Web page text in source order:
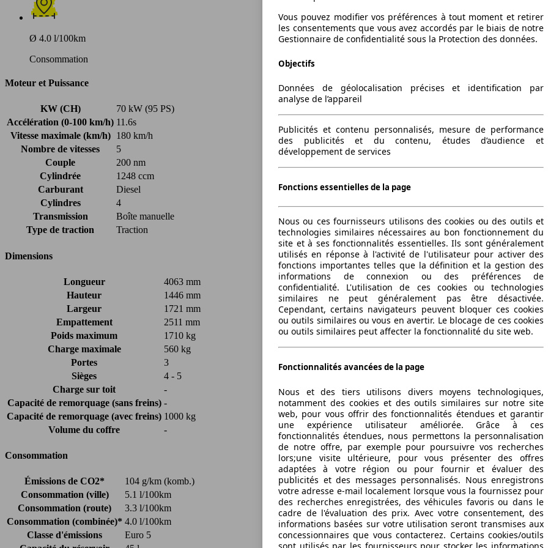
Ø 4.0 l/100km
Consommation
Moteur et Puissance
KW (CH)
70 kW (95 PS)
Accélération (0-100 km/h) 11.6s
Vitesse maximale (km/h)
180 km/h
Nombre de vitesses
5
Couple
200 nm
Cylindrée
1248 ccm
Carburant
Diesel
Cylindres
4
Transmission
Boîte manuelle
Type de traction
Traction
Dimensions
Longueur
4063 mm
Hauteur
1446 mm
Largeur
1721 mm
Empattement
2511 mm
Poids maximum
1710 kg
Charge maximale
560 kg
Portes
3
Sièges
4 - 5
Charge sur toit
-
Capacité de remorquage (sans freins) -
Capacité de remorquage (avec freins) 1000 kg
Volume du coffre
-
Consommation
Émissions de CO2*
104 g/km (komb.)
Consommation (ville)
5.1 l/100km
Consommation (route)
3.3 l/100km
Consommation (combinée)* 4.0 l/100km
Classe d'émissions
Euro 5
Vous pouvez modifier vos préférences à tout moment et retirer
les consentements que vous avez accordés par le biais de notre
Gestionnaire de confidentialité sous la Protection des données.
Objectifs
Données de géolocalisation précises et identification par
analyse de l’appareil
Publicités et contenu personnalisés, mesure de performance
des publicités et du contenu, études d’audience et
développement de services
Fonctions essentielles de la page
Nous ou ces fournisseurs utilisons des cookies ou des outils et
technologies similaires nécessaires au bon fonctionnement du
site et à ses fonctionnalités essentielles. Ils sont généralement
utilisés en réponse à l'activité de l'utilisateur pour activer des
fonctions importantes telles que la définition et la gestion des
informations de connexion ou des préférences de
confidentialité. L'utilisation de ces cookies ou technologies
similaires ne peut généralement pas être désactivée.
Cependant, certains navigateurs peuvent bloquer ces cookies
ou outils similaires ou vous en avertir. Le blocage de ces cookies
ou outils similaires peut affecter la fonctionnalité du site web.
Fonctionnalités avancées de la page
Nous et des tiers utilisons divers moyens technologiques,
notamment des cookies et des outils similaires sur notre site
web, pour vous offrir des fonctionnalités étendues et garantir
une expérience utilisateur améliorée. Grâce à ces
fonctionnalités étendues, nous permettons la personnalisation
de notre offre, par exemple pour poursuivre vos recherches
lors;une visite ultérieure, pour vous présenter des offres
adaptées à votre région ou pour fournir et évaluer des
publicités et des messages personnalisés. Nous enregistrons
votre adresse e-mail localement lorsque vous la fournissez pour
des recherches enregistrées, des véhicules favoris ou dans le
cadre de l'évaluation des prix. Avec votre consentement, des
informations basées sur votre utilisation seront transmises aux
concessionnaires que vous contacterez. Certains cookies/outils
sont utilisés par les fournisseurs pour stocker les informations